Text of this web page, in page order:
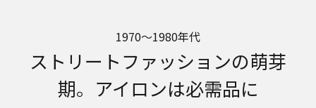
1970～1980年代
ストリートファッションの萌芽
期。アイロンは必需品に